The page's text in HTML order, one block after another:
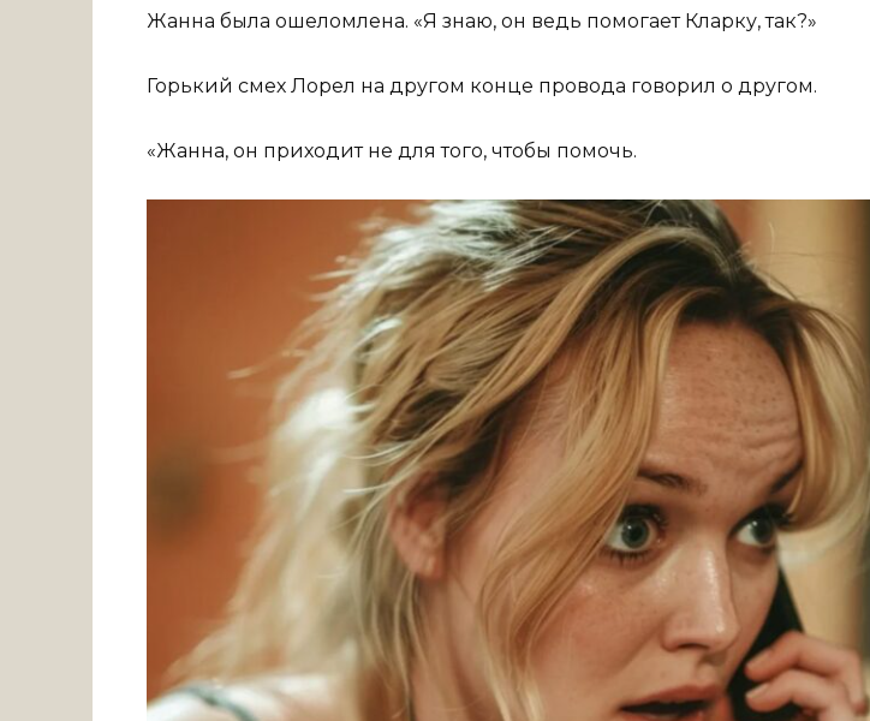
Жанна была ошеломлена. «Я знаю, он ведь помогает Кларку, так?»
Горький смех Лорел на другом конце провода говорил о другом.
«Жанна, он приходит не для того, чтобы помочь.